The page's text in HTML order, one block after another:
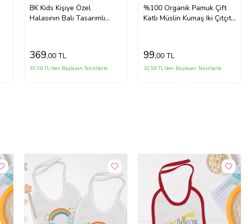
BK Kids Kişiye Özel
Halasının Balı Tasarımlı
369,00 TL
39,36 TL'den Başlayan Taksitlerle
%100 Organik Pamuk Çift
Katlı Müslin Kumaş Iki Çıtçıtlı
99,00 TL
10,56 TL'den Başlayan Taksitlerle